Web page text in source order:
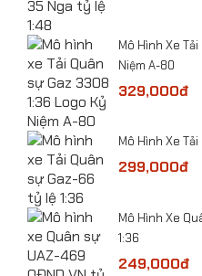
Mô hình máy bay
​Mô Hình Xe
Niệm A-80
329,000đ
​Mô Hình Xe
299,000đ
​Mô Hình Xe
1:36
249,000đ